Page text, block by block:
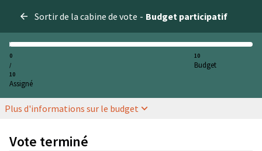
Sortir de la cabine de vote - Budget participatif
0
/
10
Assigné
10
Budget
Plus d'informations sur le budget
Vote terminé